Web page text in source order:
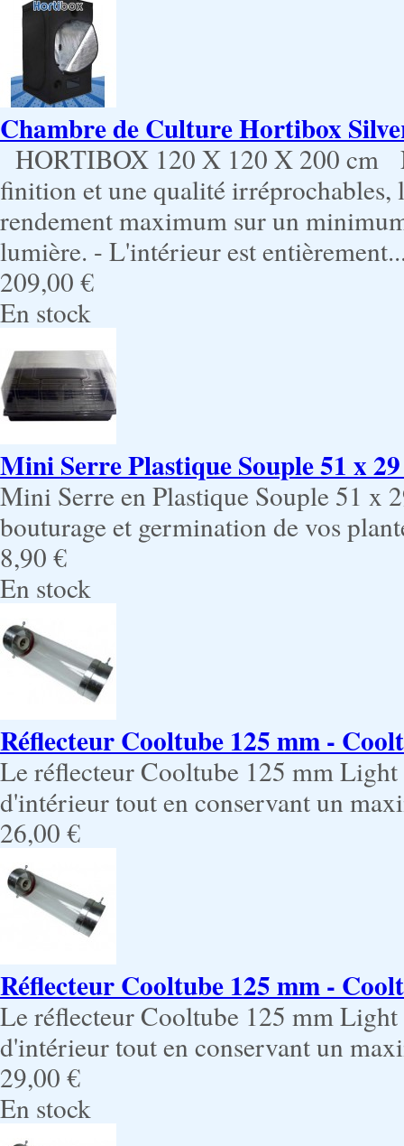
Chambre de Culture Hortibox
HORTIBOX 120 X 120 X 200 cm
finition et une qualité
rendement maximum sur un
lumière. - L'intérieur est
209,00 €
En stock
Mini Serre Plastique Souple 51 x
Mini Serre en Plastique Souple 51 x
bouturage et germination de vos
8,90 €
En stock
Réflecteur Cooltube 125 mm -
Le réflecteur Cooltube 125 mm
d'intérieur tout en conservant un
26,00 €
Réflecteur Cooltube 125 mm -
Le réflecteur Cooltube 125 mm
d'intérieur tout en conservant un
29,00 €
En stock